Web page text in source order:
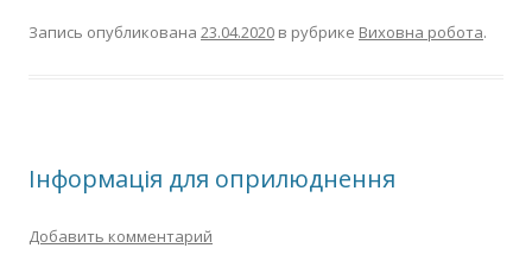
Запись опубликована 23.04.2020 в рубрике Виховна робота.
Інформація для оприлюднення
Добавить комментарий